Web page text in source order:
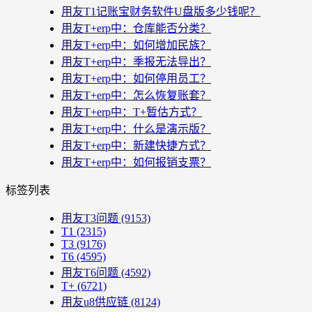
用友T1记账宝财务软件U盘版多少钱呢？
用友T+erp中：仓库能否分类？
用友T+erp中：如何增加民族？
用友T+erp中：季报无法导出？
用友T+erp中：如何停用员工？
用友T+erp中：怎么恢复账套？
用友T+erp中：T+暂估方式？
用友T+erp中：什么是演示版？
用友T+erp中：新建快捷方式？
用友T+erp中：如何报销支票？
标签列表
用友T3问题 (9153)
T1 (2315)
T3 (9176)
T6 (4595)
用友T6问题 (4592)
T+ (6721)
用友u8供应链 (8124)